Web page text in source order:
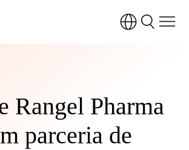
Rangel Pharma
parceria de